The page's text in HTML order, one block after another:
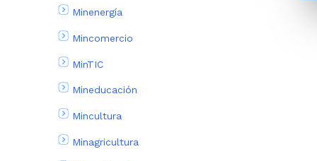
Minenergía
Mincomercio
MinTIC
Mineducación
Mincultura
Minagricultura